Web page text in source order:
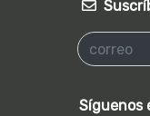
Síguenos